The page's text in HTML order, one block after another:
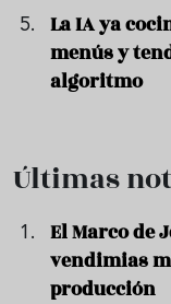
La IA ya
menús y
algoritmo
Últimas
El Marco de
vendimias
producción